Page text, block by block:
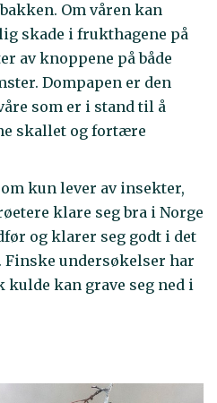
Om våren kan
skade i frukthagene på
av knoppene på både
Dompapen er den
som er i stand til å
skallet og fortære
kun lever av insekter,
klare seg bra i Norge
og klarer seg godt i det
undersøkelser har
kan grave seg ned i